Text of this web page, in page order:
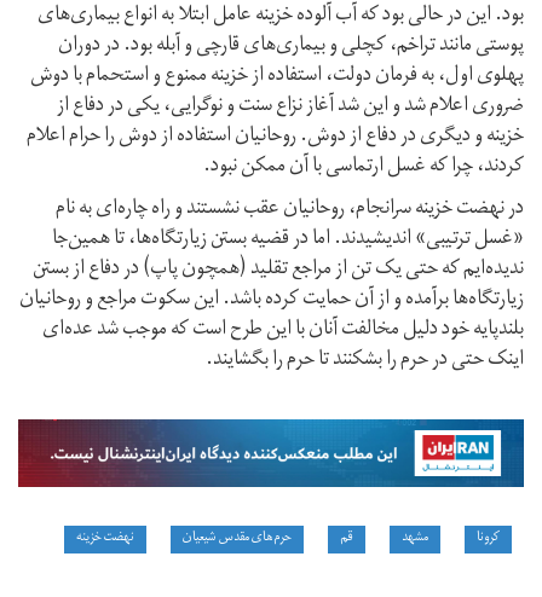
بود. این در حالی بود که آب آلوده خزینه عامل ابتلا به انواع بیماری‌های
پوستی مانند تراخم، کچلی و بیماری‌های قارچی و آبله بود. در دوران
پهلوی اول، به فرمان دولت، استفاده از خزینه ممنوع و استحمام با دوش
ضروری اعلام شد و این شد آغاز نزاع سنت و نوگرایی، یکی در دفاع از
خزینه و دیگری در دفاع از دوش. روحانیان استفاده از دوش را حرام اعلام
کردند، چرا که غسل ارتماسی با آن ممکن نبود.
در نهضت خزینه سرانجام، روحانیان عقب نشستند و راه‌ چاره‌ای به نام
«غسل ترتیبی» اندیشیدند. اما در قضیه بستن زیارتگاه‌ها، تا همین‌جا
ندیده‌ایم که حتی یک تن از مراجع تقلید (همچون پاپ) در دفاع از بستن
زیارتگاه‌ها برآمده و از آن حمایت کرده باشد. این سکوت مراجع و روحانیان
بلندپایه خود دلیل مخالفت آنان با این طرح است که موجب شد عده‌ای
اینک حتی در حرم را بشکنند تا حرم را بگشایند.
کرونا مشهد قم حرم‌های مقدس شیعیان نهضت خزینه